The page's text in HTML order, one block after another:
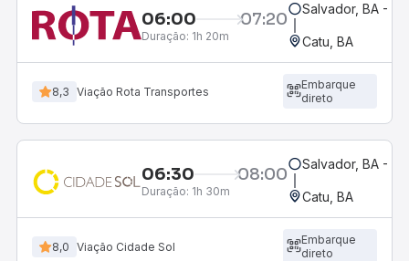
06:00 07:20
Duração: 1h 20m
Salvador, BA -
Catu, BA
8,3 Viação Rota Transportes
Embarque
direto
06:30 08:00
Duração: 1h 30m
Salvador, BA -
Catu, BA
8,0 Viação Cidade Sol
Embarque
direto